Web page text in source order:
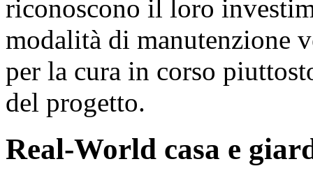
riconoscono il loro
modalità di manutenzione
per la cura in corso
del progetto.
Real-World casa e